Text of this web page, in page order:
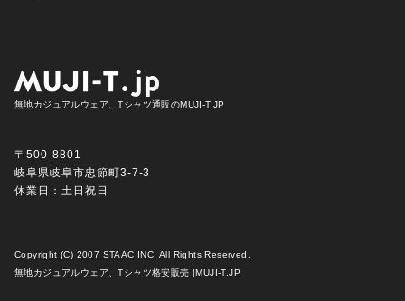
無地カジュアルウェア、Tシャツ通販のMUJI-T.JP
〒500-8801
岐阜県岐阜市忠節町3-7-3
休業日：土日祝日
Copyright (C) 2007 STAAC INC. All Rights Reserved.
無地カジュアルウェア、Tシャツ格安販売 |MUJI-T.JP